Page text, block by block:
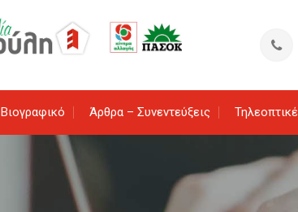
Βιογραφικό Άρθρα – Συνεντεύξεις